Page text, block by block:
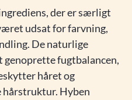
der er særligt
udsat for farvning,
De naturlige
fugtbalancen,
håret og
hårstruktur. Hyben